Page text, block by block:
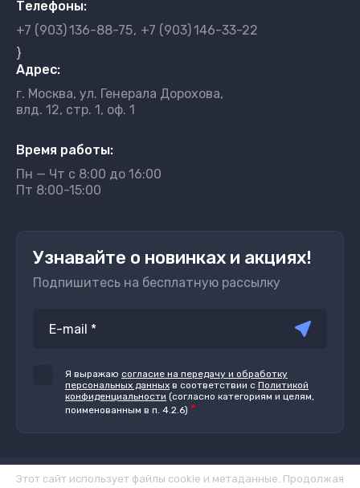
Телефоны:
+7 (903)136-88-75 +7 (903)146-33-22
}
Адрес:
г. Москва, ул. Генерала Дорохова,
влд. 12, стр. 1, оф. 1
Время работы:
Пн — Чт с 8:00 до 16:00
Пт 8:00-15:00
Узнавайте о новинках и акциях!
Подпишитесь на бесплатную рассылку
Я выражаю согласие на передачу и обработку
персональных данных в соответствии с Политикой
конфиденциальности (согласно категориям и целям,
поименованным в п. 4.2.6) *
Этот сайт использует файлы cookie и метаданные. Продолжая